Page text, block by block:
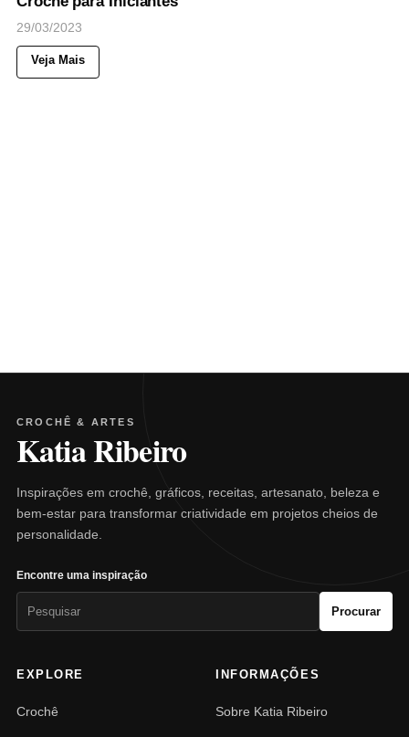
29/03/2023
Veja Mais
CROCHÊ & ARTES
Katia Ribeiro
Inspirações em crochê, gráficos, receitas, artesanato, beleza e
bem-estar para transformar criatividade em projetos cheios de
personalidade.
Encontre uma inspiração
Procurar
EXPLORE
Crochê
INFORMAÇÕES
Sobre Katia Ribeiro